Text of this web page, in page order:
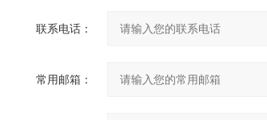
联系电话：
常用邮箱：